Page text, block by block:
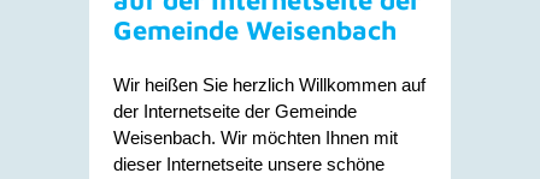
Gemeinde Weisenbach
Wir heißen Sie herzlich Willkommen auf
der Internetseite der Gemeinde
Weisenbach. Wir möchten Ihnen mit
dieser Internetseite unsere schöne